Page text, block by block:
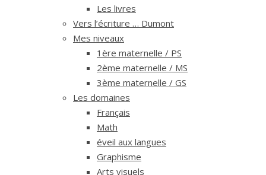
Les livres
Vers l’écriture … Dumont
Mes niveaux
1ère maternelle / PS
2ème maternelle / MS
3ème maternelle / GS
Les domaines
Français
Math
éveil aux langues
Graphisme
Arts visuels